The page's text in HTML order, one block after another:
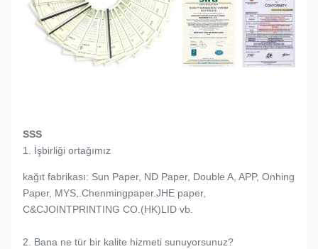
SSS
1. İşbirliği ortağımız
kağıt fabrikası: Sun Paper, ND Paper, Double A, APP, Onhing
Paper, MYS,.Chenmingpaper.JHE paper,
C&CJOINTPRINTING CO.(HK)LID vb.
2. Bana ne tür bir kalite hizmeti sunuyorsunuz?